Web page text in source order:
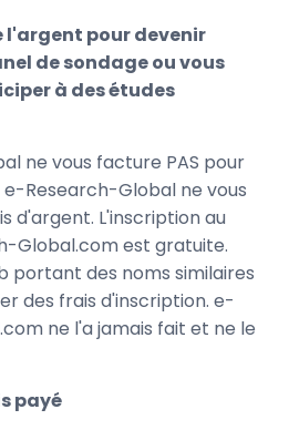
l'argent pour devenir
de sondage ou vous
à des études
ne vous facture PAS pour
Research-Global ne vous
d'argent. L'inscription au
Global.com est gratuite.
portant des noms similaires
des frais d'inscription. e-
ne l'a jamais fait et ne le
payé